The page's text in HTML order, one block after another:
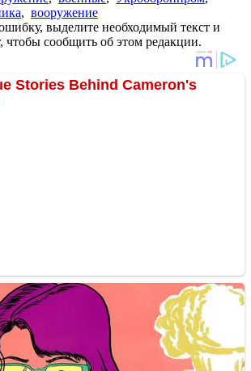
, вооружение
выделите необходимый текст и
чтобы сообщить об этом редакции.